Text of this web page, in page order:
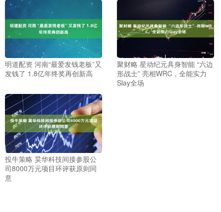
明道配资 河南“最爱发钱老板”又
发钱了 1.8亿年终奖再创新高
聚财略 星动纪元具身智能 “六边
形战士” 亮相WRC，全能实力
Slay全场
投牛策略 昊华科技间接参股公
司8000万元项目环评获原则同
意